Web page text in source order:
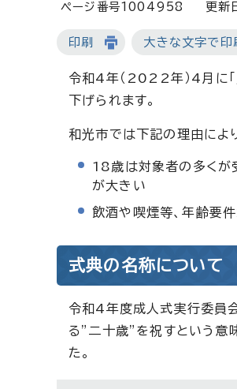
ページ番号1004958 更新
印刷 大きな文字で印
令和4年（2022年）4月に
下げられます。
和光市では下記の理由に
18歳は対象者の多くが
が大きい
飲酒や喫煙等、年齢要
式典の名称について
令和4年度成人式実行委員
る”二十歳”を祝すという意
た。